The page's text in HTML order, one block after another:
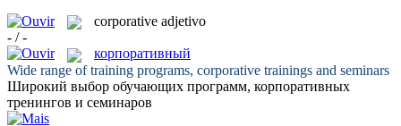
corporative adjetivo
- / -
корпоративный
Wide range of training programs, corporative trainings and seminars
Широкий выбор обучающих программ, корпоративных
тренингов и семинаров